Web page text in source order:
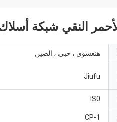
هنغشوي ، خبي ، الصين
Jiufu
IS0
CP-1